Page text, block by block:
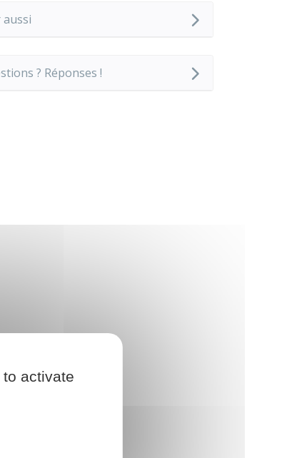
? Réponses !
activate